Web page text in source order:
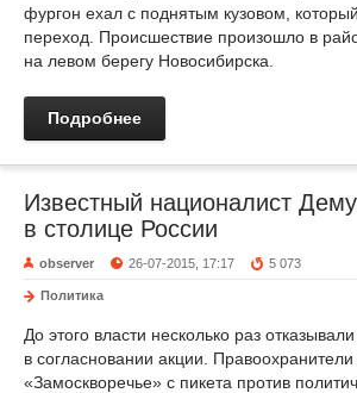
фургон ехал с поднятым кузовом,
переход. Происшествие произошло в
на левом берегу Новосибирска.
Подробнее
Известный националист
в столице России
observer 26-07-2015, 17:17 5 073
Политика
До этого власти несколько раз
в согласновании акции.
«Замоскворечье» с пикета против